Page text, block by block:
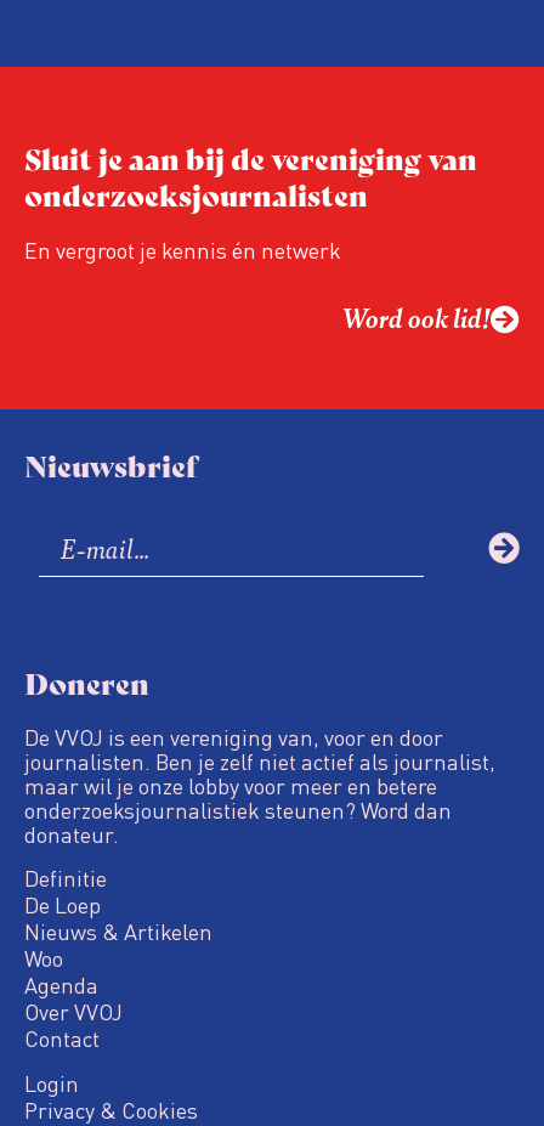
Sluit je aan bij de vereniging van
onderzoeksjournalisten
En vergroot je kennis én netwerk
Word ook lid!
Nieuwsbrief
Doneren
De VVOJ is een vereniging van, voor en door
journalisten. Ben je zelf niet actief als journalist,
maar wil je onze lobby voor meer en betere
onderzoeksjournalistiek steunen? Word dan
donateur.
Definitie
De Loep
Nieuws & Artikelen
Woo
Agenda
Over VVOJ
Contact
Login
Privacy & Cookies